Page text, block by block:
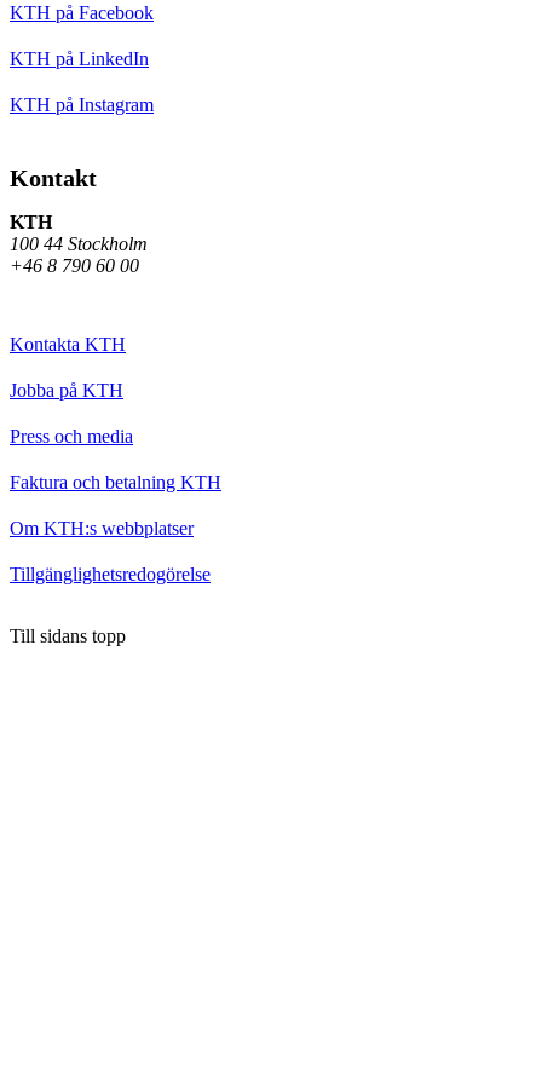
KTH på Facebook
KTH på LinkedIn
KTH på Instagram
Kontakt
KTH
100 44 Stockholm
+46 8 790 60 00
Kontakta KTH
Jobba på KTH
Press och media
Faktura och betalning KTH
Om KTH:s webbplatser
Tillgänglighetsredogörelse
Till sidans topp